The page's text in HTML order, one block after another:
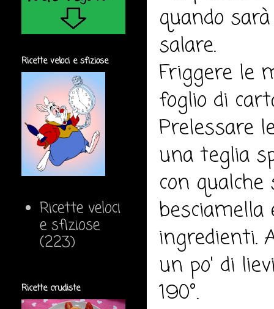
quando
salare.
Friggere le
foglio di
Prelessare
una teglia
con
ingredienti.
un po' di
190°.
Ricette veloci e sfiziose
Ricette veloci
e sfiziose
(223)
Ricette crudiste